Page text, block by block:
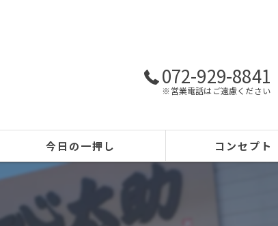
072-929-8841
※営業電話はご遠慮ください
今日の一押し コンセプト